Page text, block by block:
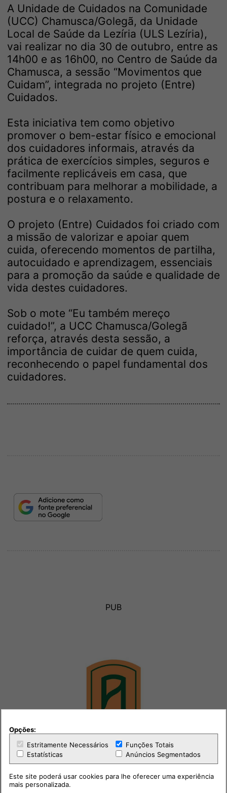
A Unidade de Cuidados na Comunidade
(UCC) Chamusca/Golegã, da Unidade
Local de Saúde da Lezíria (ULS Lezíria),
vai realizar no dia 30 de outubro, entre as
14h00 e as 16h00, no Centro de Saúde da
Chamusca, a sessão “Movimentos que
Cuidam”, integrada no projeto (Entre)
Cuidados.
Esta iniciativa tem como objetivo
promover o bem-estar físico e emocional
dos cuidadores informais, através da
prática de exercícios simples, seguros e
facilmente replicáveis em casa, que
contribuam para melhorar a mobilidade, a
postura e o relaxamento.
O projeto (Entre) Cuidados foi criado com
a missão de valorizar e apoiar quem
cuida, oferecendo momentos de partilha,
autocuidado e aprendizagem, essenciais
para a promoção da saúde e qualidade de
vida destes cuidadores.
Sob o mote “Eu também mereço
cuidado!”, a UCC Chamusca/Golegã
reforça, através desta sessão, a
importância de cuidar de quem cuida,
reconhecendo o papel fundamental dos
cuidadores.
PUB
Opções:
Estritamente Necessários
Funções Totais
Estatísticas
Anúncios Segmentados
Este site poderá usar cookies para lhe oferecer uma experiência
mais personalizada.